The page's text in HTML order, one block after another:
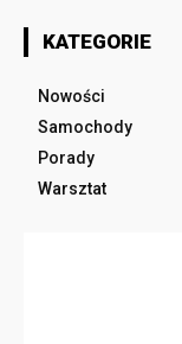
KATEGORIE
Nowości
Samochody
Porady
Warsztat